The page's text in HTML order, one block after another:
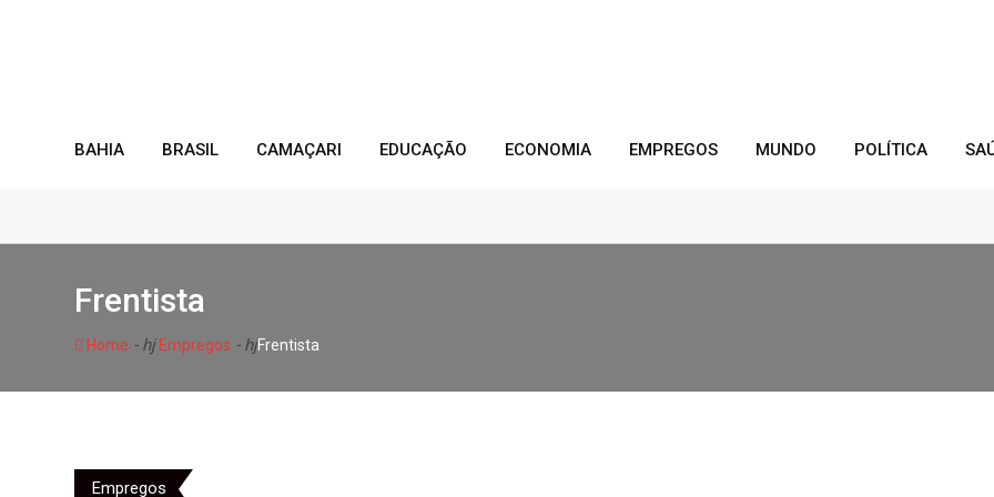
BAHIA BRASIL CAMAÇARI EDUCAÇÃO ECONOMIA EMPREGOS MUNDO POLÍTICA
Frentista
Home - hjEmpregos - hjFrentista
Empregos